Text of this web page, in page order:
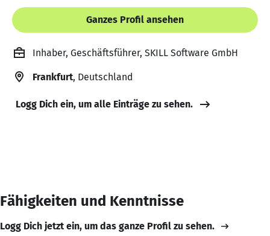
Ganzes Profil ansehen
Inhaber, Geschäftsführer, SKILL Software GmbH
Frankfurt, Deutschland
Logg Dich ein, um alle Einträge zu sehen.
Fähigkeiten und Kenntnisse
Logg Dich jetzt ein, um das ganze Profil zu sehen.